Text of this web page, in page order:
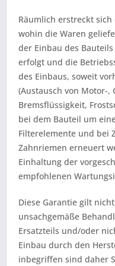
Räumlich erstreckt
wohin die Waren
der Einbau des
erfolgt und die
des Einbaus, soweit
(Austausch von Motor-,
Bremsflüssigkeit,
bei dem Bauteil um
Filterelemente und bei
Zahnriemen erneuert
Einhaltung der
empfohlenen
Diese Garantie gilt
unsachgemäße
Ersatzteils und/oder
Einbau durch den
inbegriffen sind daher